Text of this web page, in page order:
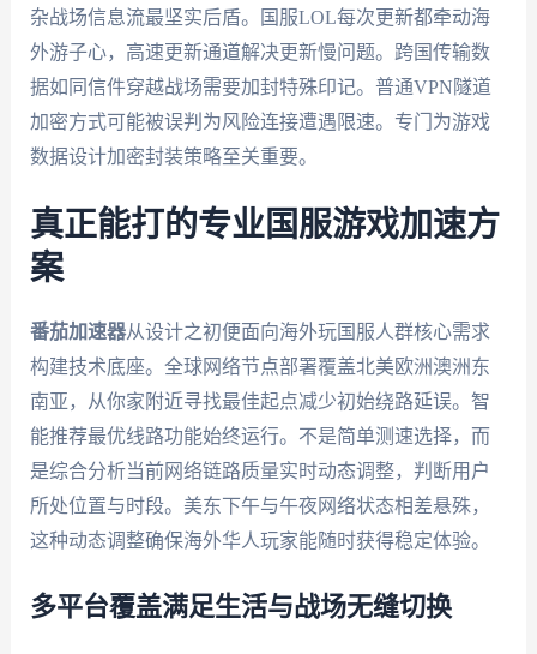
杂战场信息流最坚实后盾。国服LOL每次更新都牵动海
外游子心，高速更新通道解决更新慢问题。跨国传输数
据如同信件穿越战场需要加封特殊印记。普通VPN隧道
加密方式可能被误判为风险连接遭遇限速。专门为游戏
数据设计加密封装策略至关重要。
真正能打的专业国服游戏加速方
案
番茄加速器从设计之初便面向海外玩国服人群核心需求
构建技术底座。全球网络节点部署覆盖北美欧洲澳洲东
南亚，从你家附近寻找最佳起点减少初始绕路延误。智
能推荐最优线路功能始终运行。不是简单测速选择，而
是综合分析当前网络链路质量实时动态调整，判断用户
所处位置与时段。美东下午与午夜网络状态相差悬殊，
这种动态调整确保海外华人玩家能随时获得稳定体验。
多平台覆盖满足生活与战场无缝切换